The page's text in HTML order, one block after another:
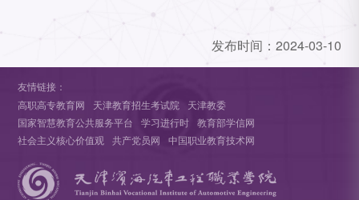
发布时间： 2024-03-10
友情链接：
高职高专教育网
天津教育招生考试院
天津教委
国家智慧教育公共服务平台
学习进行时
教育部学信网
社会主义核心价值观
共产党员网 中国职业教育技术网